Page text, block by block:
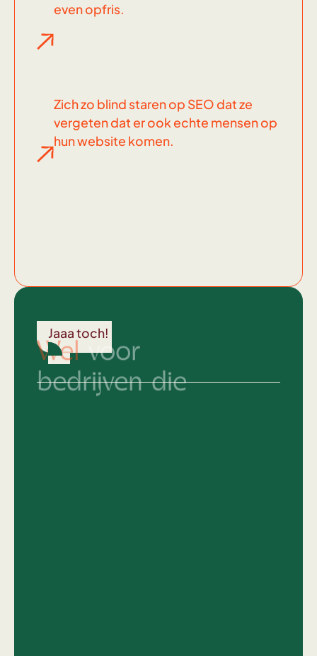
even opfris.
Zich zo blind staren op SEO dat ze
vergeten dat er ook echte mensen op
hun website komen.
Jaaa toch!
Welvoor
bedrijven die
Hun merkidentiteit al keihard op orde